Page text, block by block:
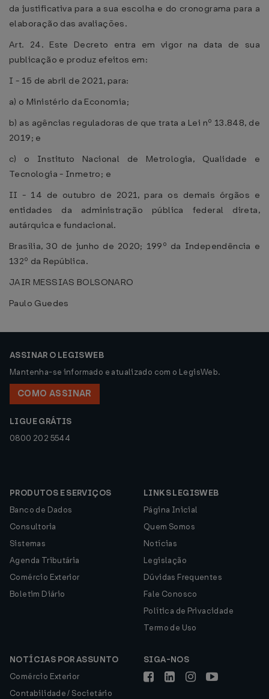
da justificativa para a sua escolha e do cronograma para a
elaboração das avaliações.
Art. 24. Este Decreto entra em vigor na data de sua
publicação e produz efeitos em:
I - 15 de abril de 2021, para:
a) o Ministério da Economia;
b) as agências reguladoras de que trata a Lei nº 13.848, de
2019; e
c) o Instituto Nacional de Metrologia, Qualidade e
Tecnologia - Inmetro; e
II - 14 de outubro de 2021, para os demais órgãos e
entidades da administração pública federal direta,
autárquica e fundacional.
Brasília, 30 de junho de 2020; 199º da Independência e
132º da República.
JAIR MESSIAS BOLSONARO
Paulo Guedes
ASSINAR O LEGISWEB
Mantenha-se informado e atualizado com o LegisWeb.
COMO ASSINAR
LIGUE GRÁTIS
0800 202 5544
PRODUTOS E SERVIÇOS
Banco de Dados
Consultoria
Sistemas
Agenda Tributária
Comércio Exterior
Boletim Diário
LINKS LEGISWEB
Página Inicial
Quem Somos
Notícias
Legislação
Dúvidas Frequentes
Fale Conosco
Política de Privacidade
Termo de Uso
NOTÍCIAS POR ASSUNTO
Comércio Exterior
Contabilidade / Societário
SIGA-NOS